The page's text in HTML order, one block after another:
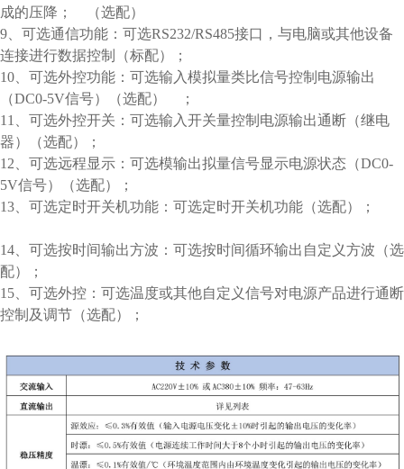
成的压降； （选配）
9、可选通信功能：可选RS232/RS485接口，与电脑或其他设备
连接进行数据控制（标配）；
10、可选外控功能：可选输入模拟量类比信号控制电源输出
（DC0-5V信号）（选配） ；
11、可选外控开关：可选输入开关量控制电源输出通断（继电
器）（选配）；
12、可选远程显示：可选模输出拟量信号显示电源状态（DC0-
5V信号）（选配）；
13、可选定时开关机功能：可选定时开关机功能（选配）；
14、可选按时间输出方波：可选按时间循环输出自定义方波（选
配）；
15、可选外控：可选温度或其他自定义信号对电源产品进行通断
控制及调节（选配）；